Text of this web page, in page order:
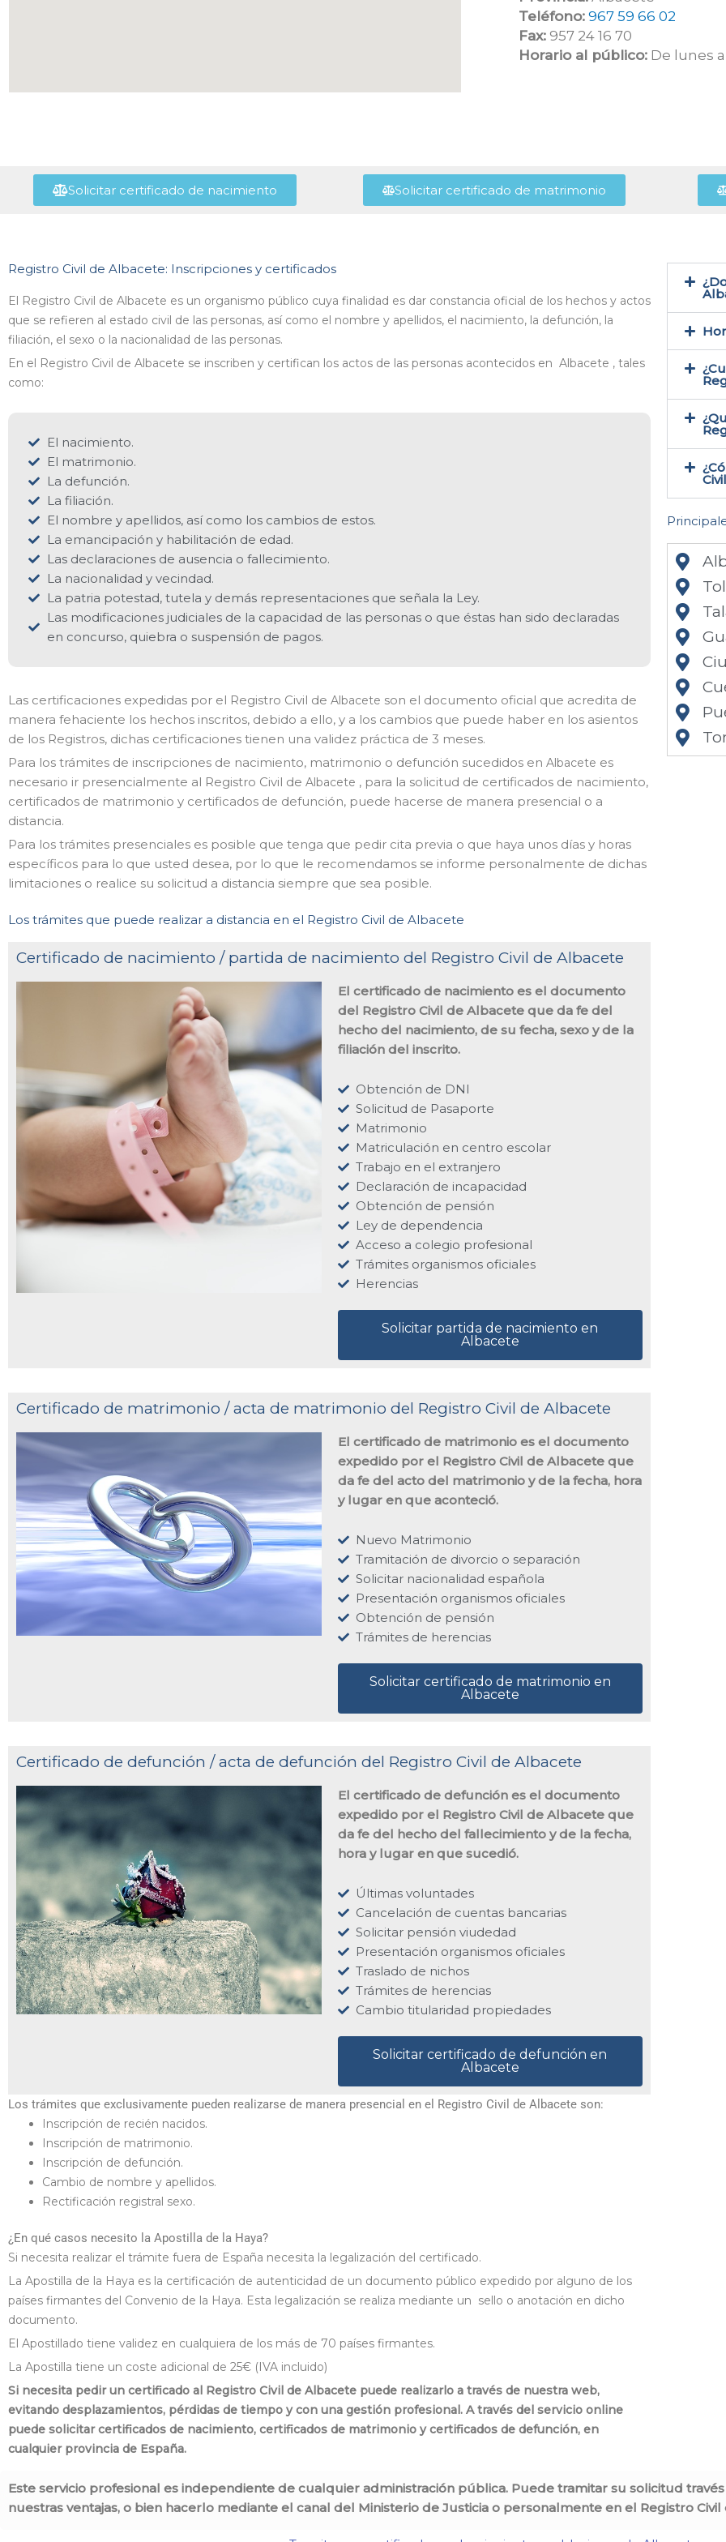
Teléfono: 967 59 66 02
Fax: 957 24 16 70
Horario al público: De lunes
Solicitar certificado de nacimiento Solicitar certificado de matrimonio
Registro Civil de Albacete: Inscripciones y certificados
El Registro Civil de Albacete es un organismo público cuya finalidad es dar constancia oficial de los hechos y actos
que se refieren al estado civil de las personas, así como el nombre y apellidos, el nacimiento, la defunción, la
filiación, el sexo o la nacionalidad de las personas.
En el Registro Civil de Albacete se inscriben y certifican los actos de las personas acontecidos en Albacete , tales
como:
El nacimiento.
El matrimonio.
La defunción.
La filiación.
El nombre y apellidos, así como los cambios de estos.
La emancipación y habilitación de edad.
Las declaraciones de ausencia o fallecimiento.
La nacionalidad y vecindad.
La patria potestad, tutela y demás representaciones que señala la Ley.
Las modificaciones judiciales de la capacidad de las personas o que éstas han sido declaradas
en concurso, quiebra o suspensión de pagos.
Las certificaciones expedidas por el Registro Civil de Albacete son el documento oficial que acredita de
manera fehaciente los hechos inscritos, debido a ello, y a los cambios que puede haber en los asientos
de los Registros, dichas certificaciones tienen una validez práctica de 3 meses.
Para los trámites de inscripciones de nacimiento, matrimonio o defunción sucedidos en Albacete es
necesario ir presencialmente al Registro Civil de Albacete , para la solicitud de certificados de nacimiento,
certificados de matrimonio y certificados de defunción, puede hacerse de manera presencial o a
distancia.
Para los trámites presenciales es posible que tenga que pedir cita previa o que haya unos días y horas
específicos para lo que usted desea, por lo que le recomendamos se informe personalmente de dichas
limitaciones o realice su solicitud a distancia siempre que sea posible.
Los trámites que puede realizar a distancia en el Registro Civil de Albacete
Certificado de nacimiento / partida de nacimiento del Registro Civil de Albacete
El certificado de nacimiento es el documento
del Registro Civil de Albacete que da fe del
hecho del nacimiento, de su fecha, sexo y de la
filiación del inscrito.
Obtención de DNI
Solicitud de Pasaporte
Matrimonio
Matriculación en centro escolar
Trabajo en el extranjero
Declaración de incapacidad
Obtención de pensión
Ley de dependencia
Acceso a colegio profesional
Trámites organismos oficiales
Herencias
Solicitar partida de nacimiento en
Albacete
Certificado de matrimonio / acta de matrimonio del Registro Civil de Albacete
El certificado de matrimonio es el documento
expedido por el Registro Civil de Albacete que
da fe del acto del matrimonio y de la fecha, hora
y lugar en que aconteció.
Nuevo Matrimonio
Tramitación de divorcio o separación
Solicitar nacionalidad española
Presentación organismos oficiales
Obtención de pensión
Trámites de herencias
Solicitar certificado de matrimonio en
Albacete
Certificado de defunción / acta de defunción del Registro Civil de Albacete
El certificado de defunción es el documento
expedido por el Registro Civil de Albacete que
da fe del hecho del fallecimiento y de la fecha,
hora y lugar en que sucedió.
Últimas voluntades
Cancelación de cuentas bancarias
Solicitar pensión viudedad
Presentación organismos oficiales
Traslado de nichos
Trámites de herencias
Cambio titularidad propiedades
Solicitar certificado de defunción en
Albacete
Los trámites que exclusivamente pueden realizarse de manera presencial en el Registro Civil de Albacete son:
Inscripción de recién nacidos.
Inscripción de matrimonio.
Inscripción de defunción.
Cambio de nombre y apellidos.
Rectificación registral sexo.
¿En qué casos necesito la Apostilla de la Haya?
Si necesita realizar el trámite fuera de España necesita la legalización del certificado.
La Apostilla de la Haya es la certificación de autenticidad de un documento público expedido por alguno de los
países firmantes del Convenio de la Haya. Esta legalización se realiza mediante un sello o anotación en dicho
documento.
El Apostillado tiene validez en cualquiera de los más de 70 países firmantes.
La Apostilla tiene un coste adicional de 25€ (IVA incluido)
Si necesita pedir un certificado al Registro Civil de Albacete puede realizarlo a través de nuestra web,
evitando desplazamientos, pérdidas de tiempo y con una gestión profesional. A través del servicio online
puede solicitar certificados de nacimiento, certificados de matrimonio y certificados de defunción, en
cualquier provincia de España.
Este servicio profesional es independiente de cualquier administración pública. Puede tramitar su solicitud
nuestras ventajas, o bien hacerlo mediante el canal del Ministerio de Justicia o personalmente en el Registro